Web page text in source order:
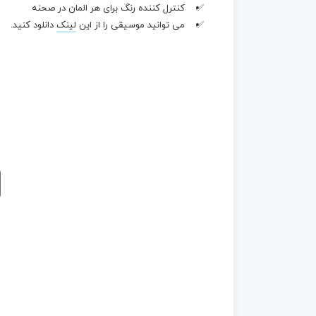
کنترل کننده رنگ برای هر المان در صحنه
می توانید موسیقی را از این لینک دانلود کنید.